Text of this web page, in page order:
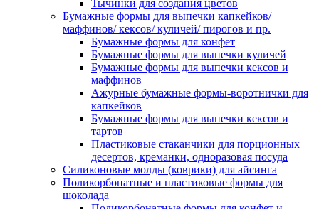
Тычинки для создания цветов
Бумажные формы для выпечки капкейков/
маффинов/ кексов/ куличей/ пирогов и пр.
Бумажные формы для конфет
Бумажные формы для выпечки куличей
Бумажные формы для выпечки кексов и
маффинов
Ажурные бумажные формы-воротнички для
капкейков
Бумажные формы для выпечки кексов и
тартов
Пластиковые стаканчики для порционных
десертов, креманки, одноразовая посуда
Силиконовые молды (коврики) для айсинга
Поликорбонатные и пластиковые формы для
шоколада